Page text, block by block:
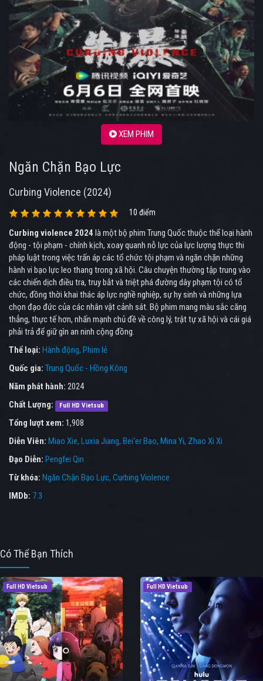
XEM PHIM
Ngăn Chặn Bạo Lực
Curbing Violence (2024)
10 điểm
Curbing violence 2024 là một bộ phim Trung Quốc thuộc thể loại hành
động - tội phạm - chính kịch, xoay quanh nỗ lực của lực lượng thực thi
pháp luật trong việc trấn áp các tổ chức tội phạm và ngăn chặn những
hành vi bạo lực leo thang trong xã hội. Câu chuyện thường tập trung vào
các chiến dịch điều tra, truy bắt và triệt phá đường dây phạm tội có tổ
chức, đồng thời khai thác áp lực nghề nghiệp, sự hy sinh và những lựa
chọn đạo đức của các nhân vật cảnh sát. Bộ phim mang màu sắc căng
thẳng, thực tế hơn, nhấn mạnh chủ đề về công lý, trật tự xã hội và cái giá
phải trả để giữ gìn an ninh cộng đồng.
Thể loại: Hành động Phim lẻ
Quốc gia: Trung Quốc - Hồng Kông
Năm phát hành: 2024
Chất Lượng:
Full HD Vietsub
Tổng lượt xem: 1,908
Diễn Viên: Miao Xie Luxia Jiang Bei'er Bao Mina Yi Zhao Xi Xi
Đạo Diễn: Pengfei Qin
Từ khóa: Ngăn Chặn Bạo Lực, Curbing Violence
IMDb: 7.3
Có Thể Bạn Thích
Full HD Vietsub Full HD Vietsub